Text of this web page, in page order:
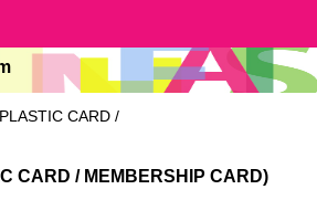
CARD /
CARD / MEMBERSHIP CARD)